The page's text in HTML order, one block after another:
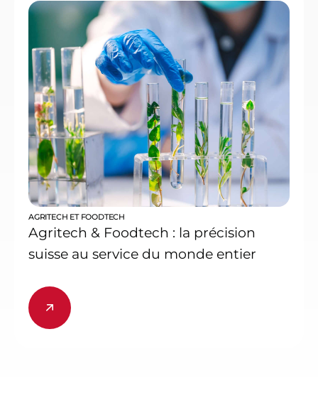
AGRITECH ET FOODTECH
Agritech & Foodtech : la précision
suisse au service du monde entier